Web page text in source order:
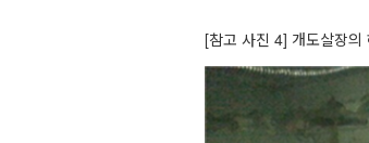
[참고 사진 4] 개도살장의